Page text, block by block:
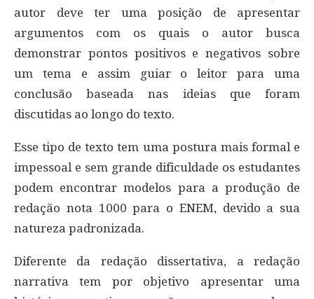
autor deve ter uma posição de apresentar
argumentos com os quais o autor busca
demonstrar pontos positivos e negativos sobre
um tema e assim guiar o leitor para uma
conclusão baseada nas ideias que foram
discutidas ao longo do texto.
Esse tipo de texto tem uma postura mais formal e
impessoal e sem grande dificuldade os estudantes
podem encontrar modelos para a produção de
redação nota 1000 para o ENEM, devido a sua
natureza padronizada.
Diferente da redação dissertativa, a redação
narrativa tem por objetivo apresentar uma